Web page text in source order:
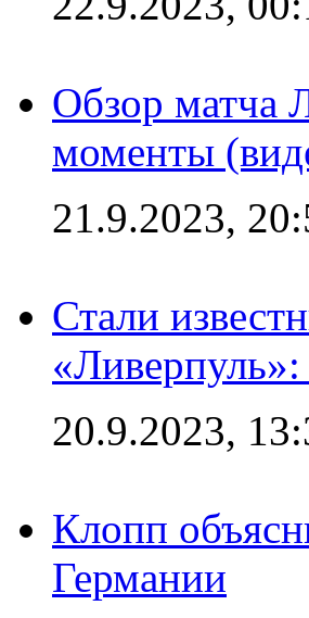
Обзор матча
моменты
21.9.2023,
Стали
«Ливерпуль»:
20.9.2023,
Клопп
Германии